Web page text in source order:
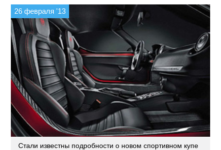
26 февраля '13
Стали известны подробности о новом спортивном купе